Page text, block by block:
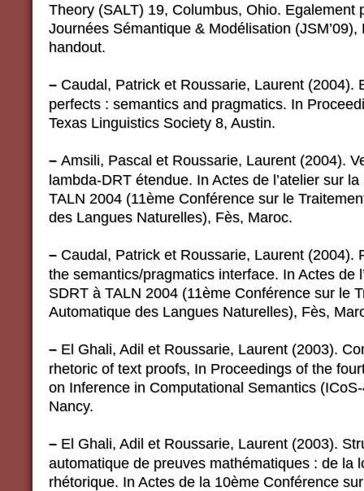
Theory (SALT) 19, Columbus, Ohio. Egalement
Journées Sémantique & Modélisation (JSM’09),
handout.
– Caudal, Patrick et Roussarie, Laurent (2004).
perfects : semantics and pragmatics. In
Texas Linguistics Society 8, Austin.
– Amsili, Pascal et Roussarie, Laurent (2004).
lambda-DRT étendue. In Actes de l’atelier sur la
TALN 2004 (11ème Conférence sur le
des Langues Naturelles), Fès, Maroc.
– Caudal, Patrick et Roussarie, Laurent (2004).
the semantics/pragmatics interface. In Actes de
SDRT à TALN 2004 (11ème Conférence sur le
Automatique des Langues Naturelles), Fès,
– El Ghali, Adil et Roussarie, Laurent (2003).
rhetoric of text proofs, In Proceedings of the
on Inference in Computational Semantics
Nancy.
– El Ghali, Adil et Roussarie, Laurent (2003).
automatique de preuves mathématiques : de la
rhétorique. In Actes de la 10ème Conférence